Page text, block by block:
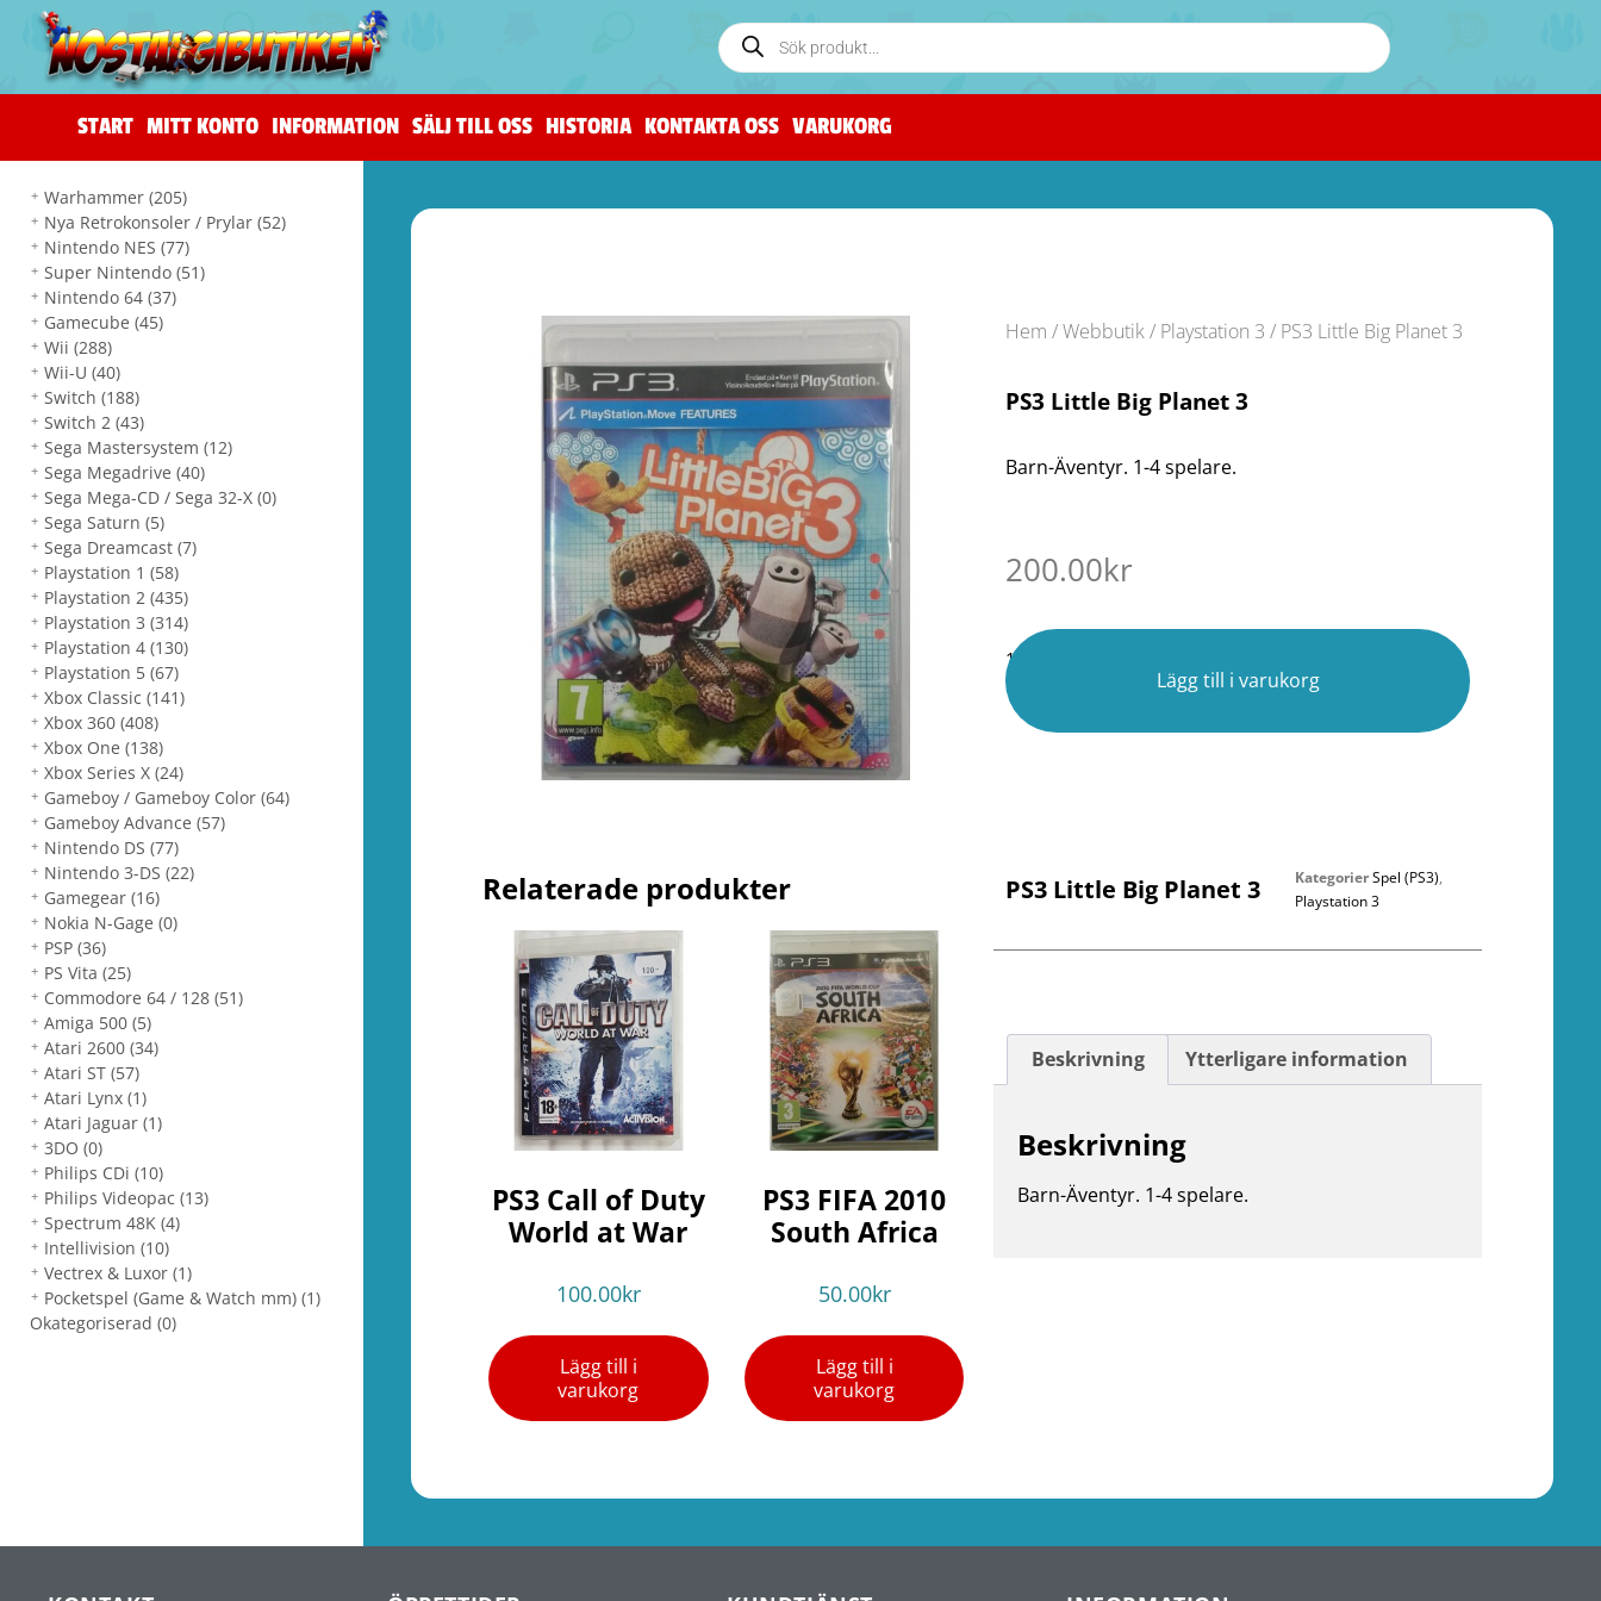
START MITT KONTO INFORMATION SÄLJ TILL OSS HISTORIA KONTAKTA OSS VARUKORG
Warhammer(205)
Nya Retrokonsoler / Prylar(52)
Nintendo NES(77)
Super Nintendo(51)
Nintendo 64(37)
Gamecube(45)
Wii(288)
Wii-U(40)
Switch(188)
Switch 2(43)
Sega Mastersystem(12)
Sega Megadrive(40)
Sega Mega-CD / Sega 32-X(0)
Sega Saturn(5)
Sega Dreamcast(7)
Playstation 1(58)
Playstation 2(435)
Playstation 3(314)
Playstation 4(130)
Playstation 5(67)
Xbox Classic(141)
Xbox 360(408)
Xbox One(138)
Xbox Series X(24)
Gameboy / Gameboy Color(64)
Gameboy Advance(57)
Nintendo DS(77)
Nintendo 3-DS(22)
Gamegear(16)
Nokia N-Gage(0)
PSP(36)
PS Vita(25)
Commodore 64 / 128(51)
Amiga 500(5)
Atari 2600(34)
Atari ST(57)
Atari Lynx(1)
Atari Jaguar(1)
3DO(0)
Philips CDi(10)
Philips Videopac(13)
Spectrum 48K(4)
Intellivision(10)
Vectrex & Luxor(1)
Pocketspel (Game & Watch mm)(1)
Okategoriserad (0)
Hem /Webbutik/ Playstation 3 / PS3 Little Big Planet 3
PS3 Little Big Planet 3
Barn-Äventyr. 1-4 spelare.
200.00kr
1 i lager
Lägg till i varukorg
Relaterade produkter
PS3 Call of Duty
World at War
100.00kr
Lägg till i
varukorg
PS3 FIFA 2010
South Africa
50.00kr
Lägg till i
varukorg
PS3 Little Big Planet 3 KategorierSpel (PS3),
Playstation 3
Beskrivning Ytterligare information
Beskrivning
Barn-Äventyr. 1-4 spelare.